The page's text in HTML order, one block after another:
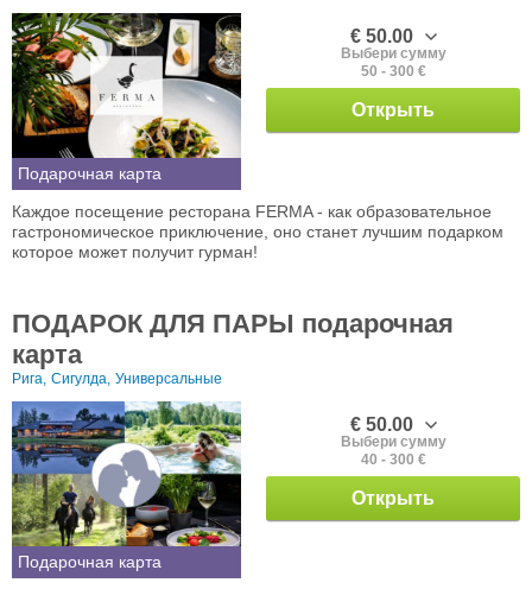
Подарочная карта
€ 50.00
Выбери сумму
50 - 300 €
Открыть
Каждое посещение ресторана FERMA - как образовательное
гастрономическое приключение, оно станет лучшим подарком
которое может получит гурман!
ПОДАРОК ДЛЯ ПАРЫ подарочная
карта
Рига, Сигулда, Универсальные
Подарочная карта
€ 50.00
Выбери сумму
40 - 300 €
Открыть